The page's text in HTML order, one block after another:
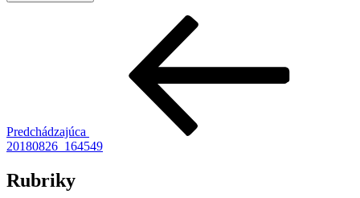
Predchádzajúca
20180826_164549
Rubriky